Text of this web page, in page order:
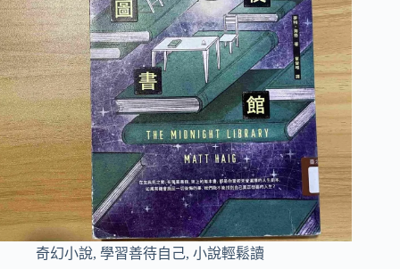
奇幻小說, 學習善待自己, 小說輕鬆讀